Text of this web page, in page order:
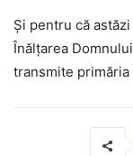
Şi pentru că
Înălţarea
transmite primăria